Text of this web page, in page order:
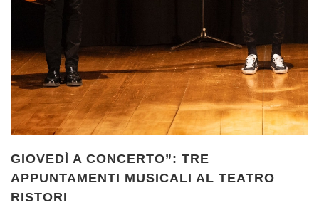
GIOVEDÌ A CONCERTO”: TRE
APPUNTAMENTI MUSICALI AL TEATRO
RISTORI